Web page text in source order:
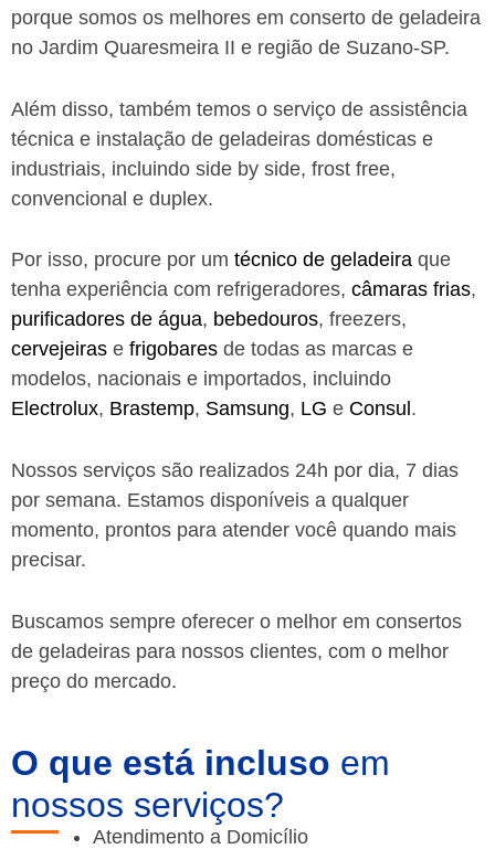
porque somos os melhores em conserto de geladeira
no Jardim Quaresmeira II e região de Suzano-SP.
Além disso, também temos o serviço de assistência
técnica e instalação de geladeiras domésticas e
industriais, incluindo side by side, frost free,
convencional e duplex.
Por isso, procure por um técnico de geladeira que
tenha experiência com refrigeradores, câmaras frias,
purificadores de água, bebedouros, freezers,
cervejeiras e frigobares de todas as marcas e
modelos, nacionais e importados, incluindo
Electrolux, Brastemp, Samsung, LG e Consul .
Nossos serviços são realizados 24h por dia, 7 dias
por semana. Estamos disponíveis a qualquer
momento, prontos para atender você quando mais
precisar.
Buscamos sempre oferecer o melhor em consertos
de geladeiras para nossos clientes, com o melhor
preço do mercado.
O que está incluso em
nossos serviços?
Atendimento a Domicílio